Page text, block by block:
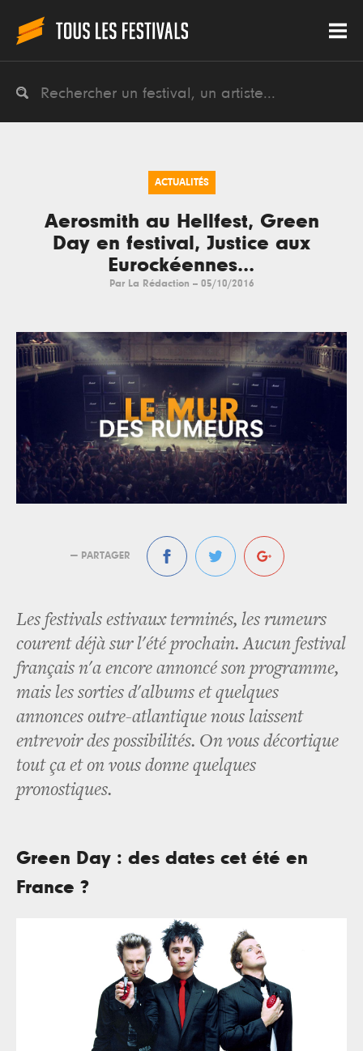
ACTUALITÉS
Aerosmith au Hellfest, Green
Day en festival, Justice aux
Eurockéennes...
Par La Rédaction -- 05/10/2016
— PARTAGER
Les festivals estivaux terminés, les rumeurs
courent déjà sur l'été prochain. Aucun festival
français n'a encore annoncé son programme,
mais les sorties d'albums et quelques
annonces outre-atlantique nous laissent
entrevoir des possibilités. On vous décortique
tout ça et on vous donne quelques
pronostiques.
Green Day : des dates cet été en
France ?